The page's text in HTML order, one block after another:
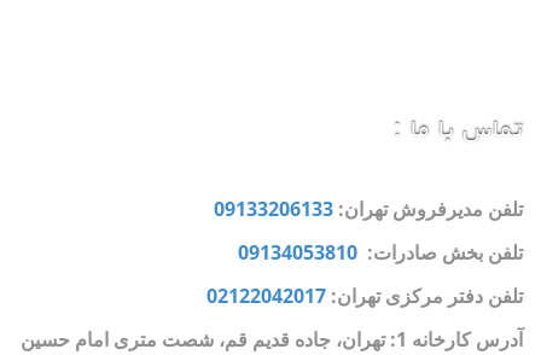
تماس با ما :
تلفن مدیرفروش تهران: 09133206133
تلفن بخش صادرات: 09134053810
تلفن دفتر مرکزی تهران: 02122042017
آدرس کارخانه 1: تهران، جاده قدیم قم، شصت متری امام حسین